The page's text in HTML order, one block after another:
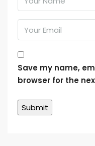
Save my name,
browser for the